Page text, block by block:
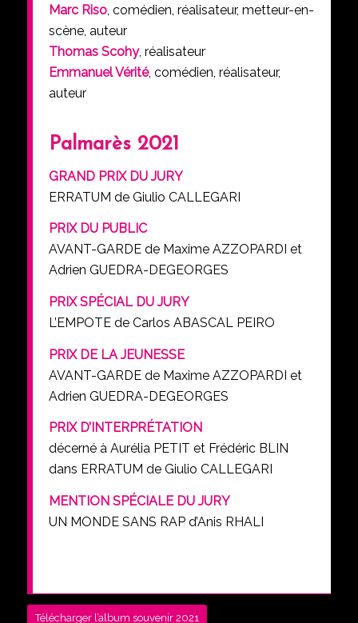
Marc Riso, comédien, réalisateur, metteur-en-
scène, auteur
Thomas Scohy, réalisateur
Emmanuel Vérité, comédien, réalisateur,
auteur
Palmarès 2021
GRAND PRIX DU JURY
ERRATUM de Giulio CALLEGARI
PRIX DU PUBLIC
AVANT-GARDE de Maxime AZZOPARDI et
Adrien GUEDRA-DEGEORGES
PRIX SPÉCIAL DU JURY
L’EMPOTE de Carlos ABASCAL PEIRO
PRIX DE LA JEUNESSE
AVANT-GARDE de Maxime AZZOPARDI et
Adrien GUEDRA-DEGEORGES
PRIX D’INTERPRÉTATION
décerné à Aurélia PETIT et Frédéric BLIN
dans ERRATUM de Giulio CALLEGARI
MENTION SPÉCIALE DU JURY
UN MONDE SANS RAP d’Anis RHALI
Télécharger l’album souvenir 2021